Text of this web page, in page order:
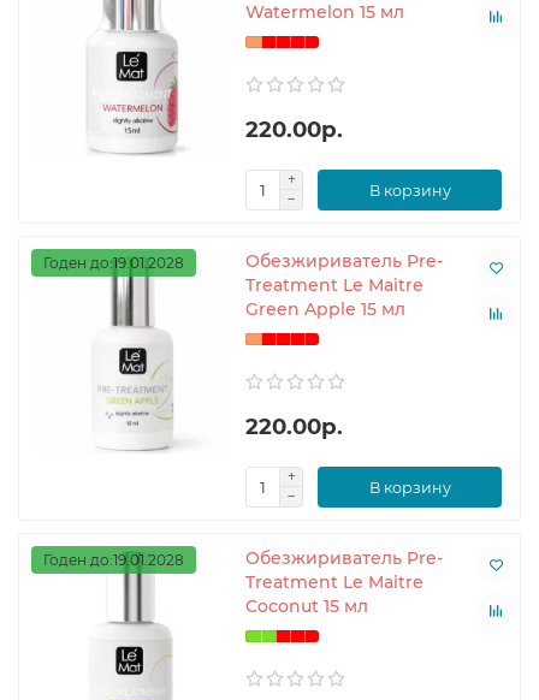
Watermelon 15 мл
220.00р.
В корзину
Годен до:19.01.2028
Обезжириватель Pre-
Treatment Le Maitre
Green Apple 15 мл
220.00р.
В корзину
Годен до:19.01.2028
Обезжириватель Pre-
Treatment Le Maitre
Coconut 15 мл